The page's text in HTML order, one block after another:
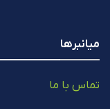
میانبرها
تماس با ما